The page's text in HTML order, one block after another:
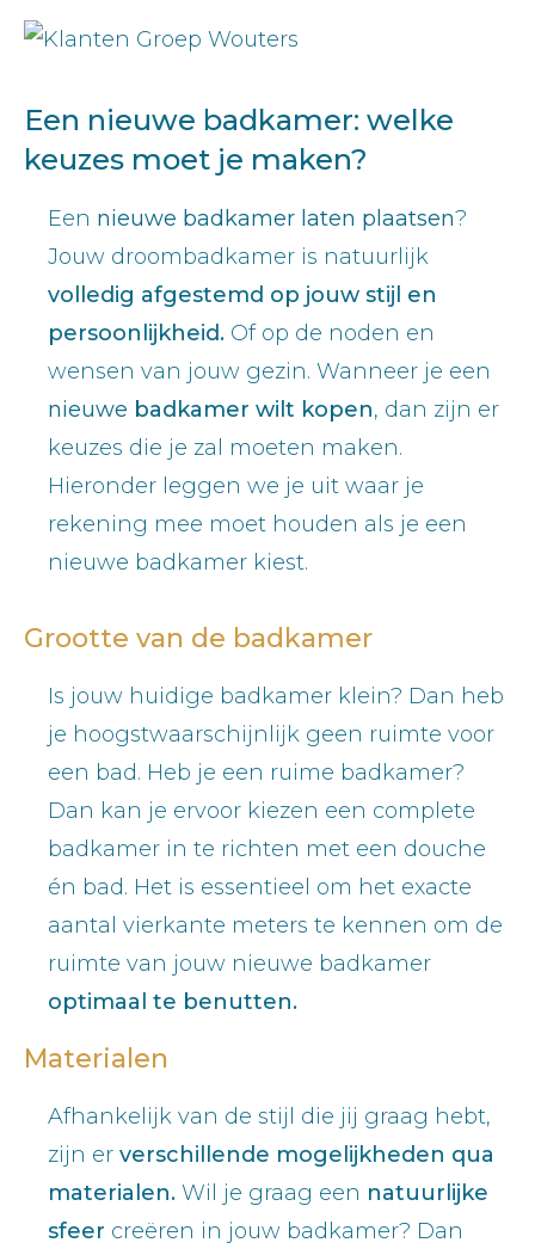
Een nieuwe badkamer: welke
keuzes moet je maken?
Een nieuwe badkamer laten plaatsen?
Jouw droombadkamer is natuurlijk
volledig afgestemd op jouw stijl en
persoonlijkheid. Of op de noden en
wensen van jouw gezin. Wanneer je een
nieuwe badkamer wilt kopen, dan zijn er
keuzes die je zal moeten maken.
Hieronder leggen we je uit waar je
rekening mee moet houden als je een
nieuwe badkamer kiest.
Grootte van de badkamer
Is jouw huidige badkamer klein? Dan heb
je hoogstwaarschijnlijk geen ruimte voor
een bad. Heb je een ruime badkamer?
Dan kan je ervoor kiezen een complete
badkamer in te richten met een douche
én bad. Het is essentieel om het exacte
aantal vierkante meters te kennen om de
ruimte van jouw nieuwe badkamer
optimaal te benutten.
Materialen
Afhankelijk van de stijl die jij graag hebt,
zijn er verschillende mogelijkheden qua
materialen. Wil je graag een natuurlijke
sfeer creëren in jouw badkamer? Dan